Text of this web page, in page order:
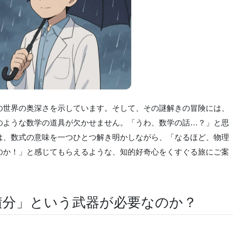
界の奥深さを示しています。そして、その謎解きの冒険には、
ような数学の道具が欠かせません。「うわ、数学の話…？」と思
数式の意味を一つひとつ解き明かしながら、「なるほど、物理
！」と感じてもらえるような、知的好奇心をくすぐる旅にご案
」という武器が必要なのか？